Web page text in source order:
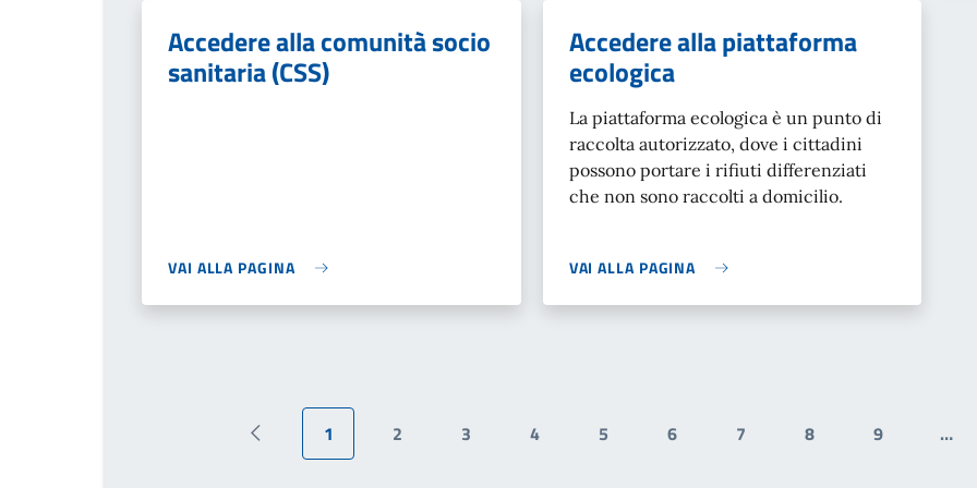
Accedere alla comunità socio
sanitaria (CSS)
VAI ALLA PAGINA
Accedere alla piattaforma
ecologica
La piattaforma ecologica è un punto di
raccolta autorizzato, dove i cittadini
possono portare i rifiuti differenziati
che non sono raccolti a domicilio.
VAI ALLA PAGINA
Pagina precedente
Pagina attuale
1
Pagina
2
Pagina
3
Pagina
4
Pagina
5
Pagina
6
Pagina
7
Pagina
8
Pagina
9 …